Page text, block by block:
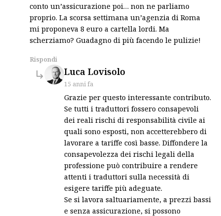
conto un’assicurazione poi… non ne parliamo
proprio. La scorsa settimana un’agenzia di Roma
mi proponeva 8 euro a cartella lordi. Ma
scherziamo? Guadagno di più facendo le pulizie!
Rispondi
Luca Lovisolo
15 anni fa
Grazie per questo interessante contributo.
Se tutti i traduttori fossero consapevoli
dei reali rischi di responsabilità civile ai
quali sono esposti, non accetterebbero di
lavorare a tariffe così basse. Diffondere la
consapevolezza dei rischi legali della
professione può contribuire a rendere
attenti i traduttori sulla necessità di
esigere tariffe più adeguate.
Se si lavora saltuariamente, a prezzi bassi
e senza assicurazione, si possono